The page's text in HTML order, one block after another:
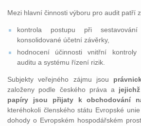
Mezi hlavní činnosti výboru pro audit patří
kontrola postupu při
konsolidované účetní závěrky,
hodnocení účinnosti vnitřní kontroly
auditu a systému řízení rizik.
Subjekty veřejného zájmu jsou
založeny podle českého práva a
papíry jsou přijaty k obchodování
kteréhokoli členského státu Evropské
dohody o Evropském hospodářském